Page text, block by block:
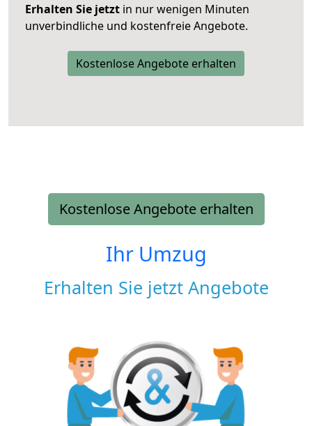
Erhalten Sie jetzt in nur wenigen Minuten
unverbindliche und kostenfreie Angebote.
Kostenlose Angebote erhalten
Kostenlose Angebote erhalten
Ihr Umzug
Erhalten Sie jetzt Angebote